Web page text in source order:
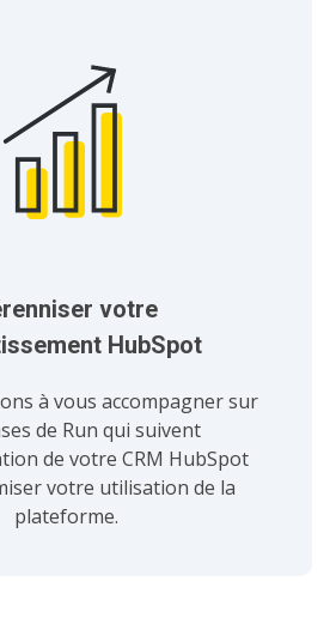
votre
HubSpot
à vous accompagner sur
de Run qui suivent
de votre CRM HubSpot
votre utilisation de la
plateforme.